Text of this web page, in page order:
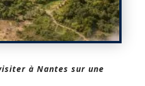
à Nantes sur une